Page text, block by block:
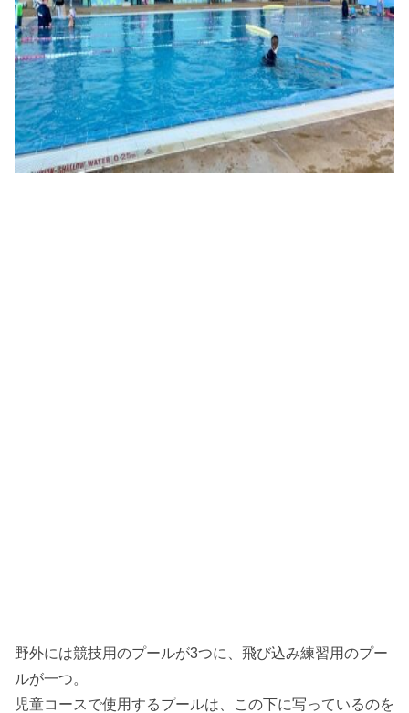
野外には競技用のプールが3つに、飛び込み練習用のプー
ルが一つ。
児童コースで使用するプールは、この下に写っているのを